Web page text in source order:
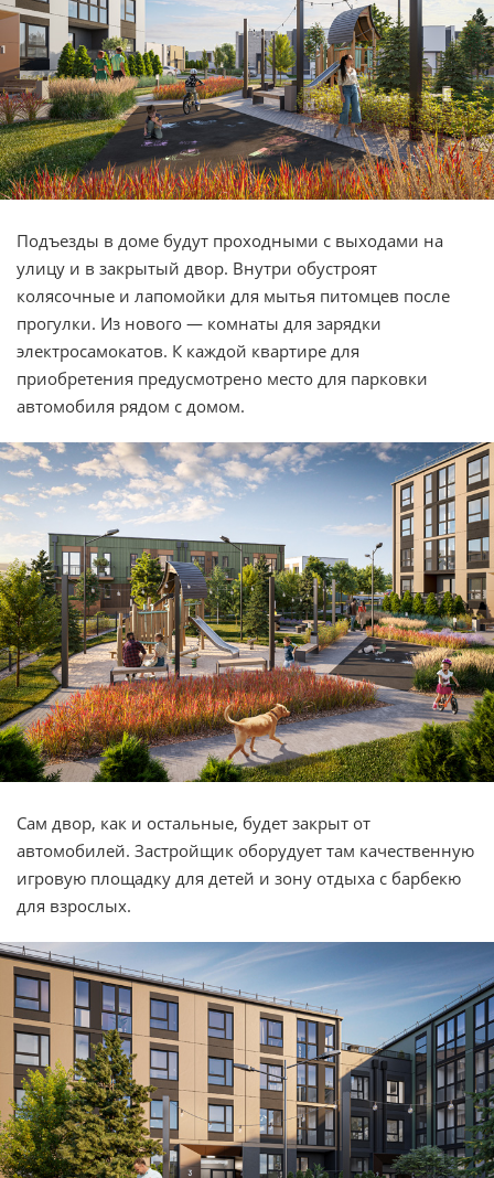
Подъезды в доме будут проходными с выходами на
улицу и в закрытый двор. Внутри обустроят
колясочные и лапомойки для мытья питомцев после
прогулки. Из нового — комнаты для зарядки
электросамокатов. К каждой квартире для
приобретения предусмотрено место для парковки
автомобиля рядом с домом.
Сам двор, как и остальные, будет закрыт от
автомобилей. Застройщик оборудует там качественную
игровую площадку для детей и зону отдыха с барбекю
для взрослых.